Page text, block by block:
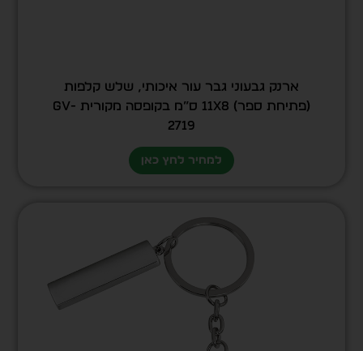
ארנק גבעוני גבר עור איכותי, שלש קלפות
(פתיחת ספר) 11X8 ס”מ בקופסה מקורית GV-
2719
למחיר לחץ כאן